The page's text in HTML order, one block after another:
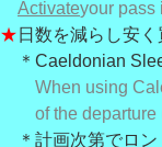
Activateyour pass
★ 日数を減らし安く
＊Caeldonian
When using
of the departure
＊計画次第でロン